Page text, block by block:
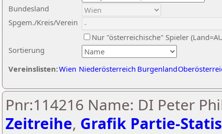
Sortierung
Bundesland
Spgem./Kreis/Verein
Nur "österreichische" Spieler
Vereinslisten:Wien Niederösterreich Burgenland
Pnr:114216 Name: DI Peter
Zeitreihe, Grafik Partie-